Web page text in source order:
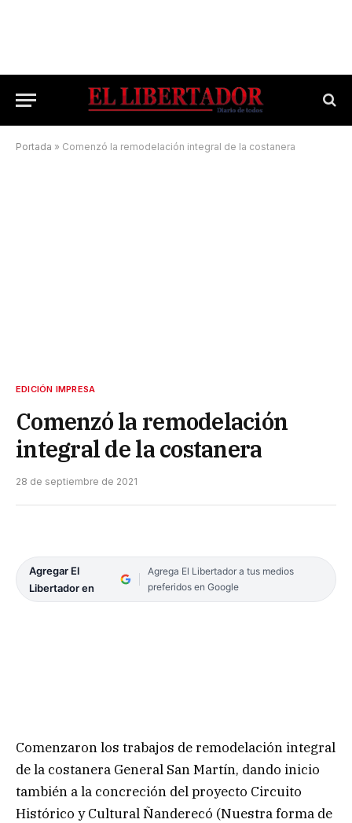
Portada » Comenzó la remodelación integral de la costanera
EDICIÓN IMPRESA
Comenzó la remodelación
integral de la costanera
28 de septiembre de 2021
Agregar El
Libertador en
Agrega El Libertador a tus medios
preferidos en Google
Comenzaron los trabajos de remodelación integral
de la costanera General San Martín, dando inicio
también a la concreción del proyecto Circuito
Histórico y Cultural Ñanderecó (Nuestra forma de